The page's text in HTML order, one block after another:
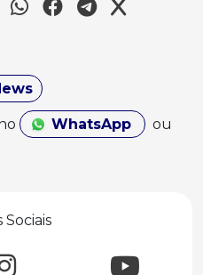
WhatsApp
ou
Sociais